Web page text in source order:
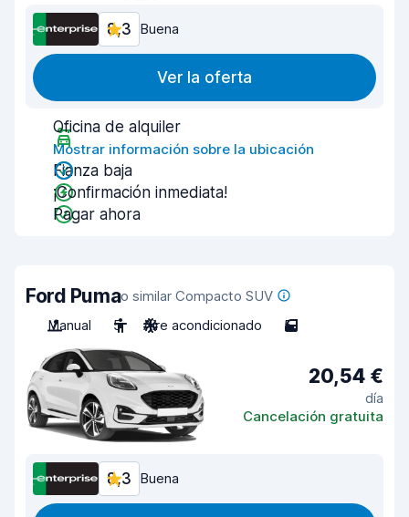
8,3 Buena
Ver la oferta
Oficina de alquiler
Mostrar información sobre la ubicación
Fianza baja
¡Confirmación inmediata!
Pagar ahora
Ford Pumao similar Compacto SUV
Manual
5 Aire acondicionado 5
20,54 €
día
Cancelación gratuita
8,3 Buena